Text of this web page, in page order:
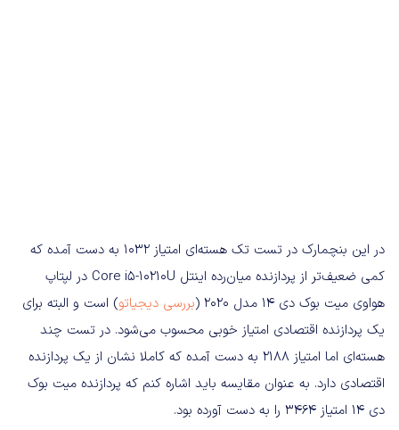
در این بنچمارک در تست تک هسته‌ای امتیاز ۱۰۳۲ به دست آمده که
کمی ضعیف‌تر از پردازنده میان‌رده اینتل Core i5-10210U در لپتاپ
هواوی میت بوک دی ۱۴ مدل ۲۰۲۰ (
بررسی دیجیاتو) است و البته برای
یک پردازنده اقتصادی امتیاز خوبی محسوب می‌شود. در تست چند
هسته‌ای اما امتیاز ۲۱۸۸ به دست آمده که کاملا نشان از یک پردازنده
اقتصادی دارد. به عنوان مقایسه باید اشاره کنم که پردازنده میت بوک
دی ۱۴ امتیاز ۳۴۶۴ را به دست آورده بود.